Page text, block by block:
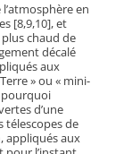
en
[8,9,10], et
chaud de
décalé
aux
» ou « mini-
pourquoi
d’une
télescopes de
appliqués aux